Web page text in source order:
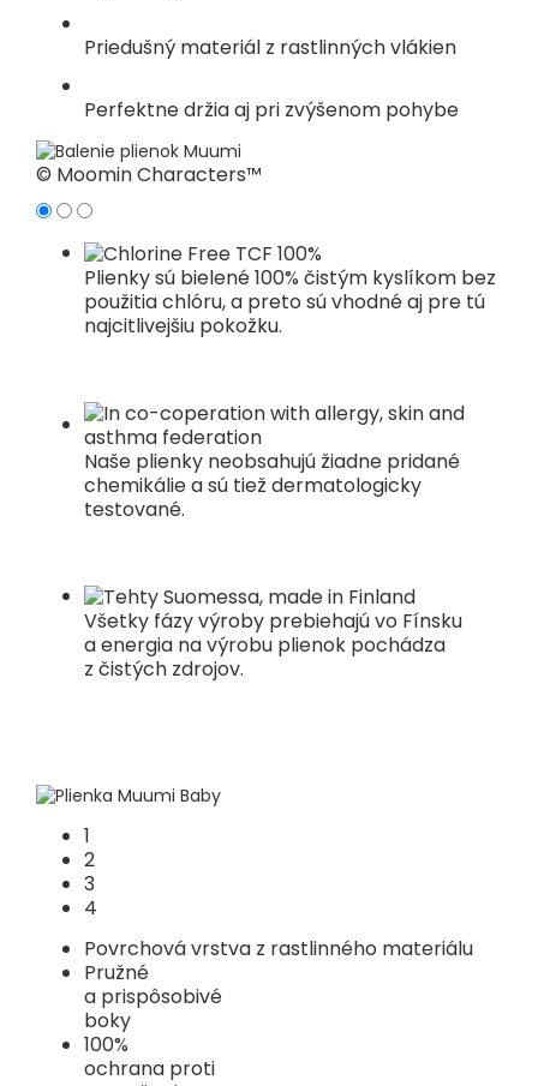
Priedušný materiál z rastlinných vlákien
Perfektne držia aj pri zvýšenom pohybe
© Moomin Characters™
Plienky sú bielené 100% čistým kyslíkom bez
použitia chlóru, a preto sú vhodné aj pre tú
najcitlivejšiu pokožku.
Naše plienky neobsahujú žiadne pridané
chemikálie a sú tiež dermatologicky
testované.
Všetky fázy výroby prebiehajú vo Fínsku
a energia na výrobu plienok pochádza
z čistých zdrojov.
1
2
3
4
Povrchová vrstva z rastlinného materiálu
Pružné
a prispôsobivé
boky
100%
ochrana proti